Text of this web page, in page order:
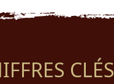
CLÉS